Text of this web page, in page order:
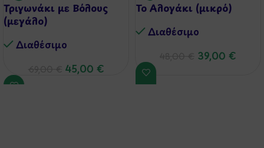
Τριγωνάκι με Βόλους
(μεγάλο)
Διαθέσιμo
45,00 €
Το Αλογάκι (μικρό)
Διαθέσιμo
39,00 €